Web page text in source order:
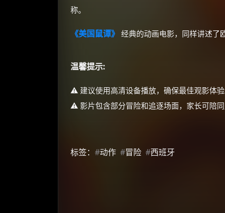
称。
《美国鼠谭》 经典的动画电影，同样讲述了
温馨提示:
⚠️ 建议使用高清设备播放，确保最佳观影体验
⚠️ 影片包含部分冒险和追逐场面，家长可陪
标签： #动作 #冒险 #西班牙